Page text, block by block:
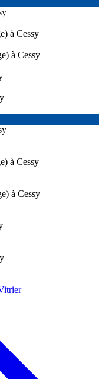
à Cessy
à Cessy
à Cessy
à Cessy